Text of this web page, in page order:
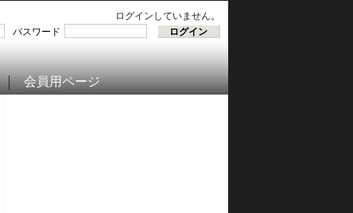
ログインしていません。
パスワード
会員用ページ